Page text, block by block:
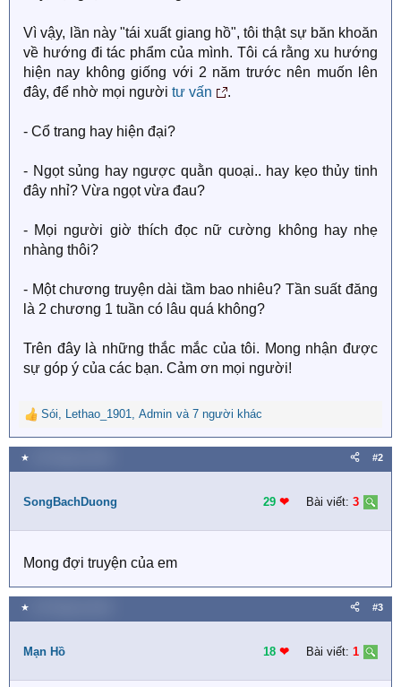
Vì vậy, lần này "tái xuất giang hồ", tôi thật sự băn khoăn
về hướng đi tác phẩm của mình. Tôi cá rằng xu hướng
hiện nay không giống với 2 năm trước nên muốn lên
đây, để nhờ mọi người tư vấn .
- Cổ trang hay hiện đại?
- Ngọt sủng hay ngược quằn quoại.. hay kẹo thủy tinh
đây nhỉ? Vừa ngọt vừa đau?
- Mọi người giờ thích đọc nữ cường không hay nhẹ
nhàng thôi?
- Một chương truyện dài tầm bao nhiêu? Tần suất đăng
là 2 chương 1 tuần có lâu quá không?
Trên đây là những thắc mắc của tôi. Mong nhận được
sự góp ý của các bạn. Cảm ơn mọi người!
R
e
a
c
i
n
:
Sói, Lethao_1901, Admin và 7 người khác
★ #2
SongBachDuong 29 ❤︎ Bài viết: 3
Mong đợi truyện của em
★ #3
Mạn Hồ 18 ❤︎ Bài viết: 1